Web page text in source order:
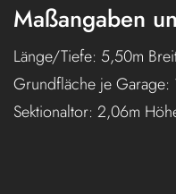
Maßangaben
Länge/Tiefe: 5,50m
Grundfläche je Garage:
Sektionaltor: 2,06m